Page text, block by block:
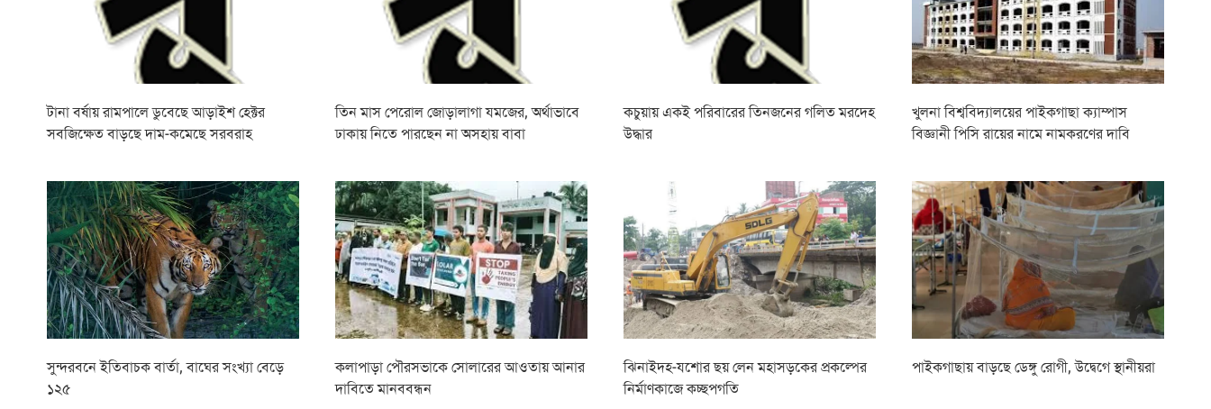
টানা বর্ষায় রামপালে ডুবেছে আড়াইশ হেক্টর
সবজিক্ষেত বাড়ছে দাম-কমেছে সরবরাহ
তিন মাস পেরোল জোড়ালাগা যমজের, অর্থাভাবে
ঢাকায় নিতে পারছেন না অসহায় বাবা
কচুয়ায় একই পরিবারের তিনজনের গলিত মরদেহ
উদ্ধার
খুলনা বিশ্ববিদ্যালয়ের পাইকগাছা ক্যাম্পাস
বিজ্ঞানী পিসি রায়ের নামে নামকরণের দাবি
সুন্দরবনে ইতিবাচক বার্তা, বাঘের সংখ্যা বেড়ে
১২৫
কলাপাড়া পৌরসভাকে সোলারের আওতায় আনার
দাবিতে মানববন্ধন
ঝিনাইদহ-যশোর ছয় লেন মহাসড়কের প্রকল্পের
নির্মাণকাজে কচ্ছপগতি
পাইকগাছায় বাড়ছে ডেঙ্গু রোগী, উদ্বেগে স্থানীয়রা